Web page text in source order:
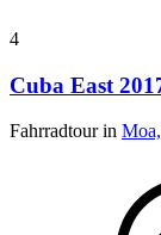
4
Cuba East
Fahrradtour in